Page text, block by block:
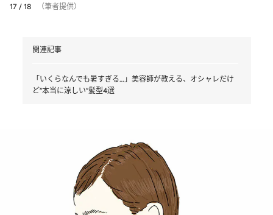
17 / 18 （筆者提供）
関連記事
「いくらなんでも暑すぎる…」美容師が教える、オシャレだけ
ど“本当に涼しい”髪型4選